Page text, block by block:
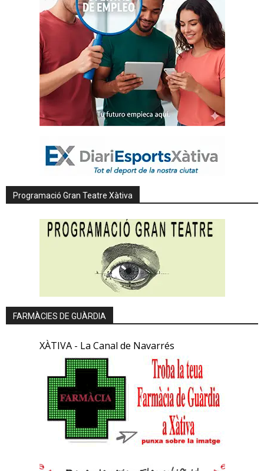
Programació Gran Teatre Xàtiva
FARMÀCIES DE GUÀRDIA
XÀTIVA - La Canal de Navarrés